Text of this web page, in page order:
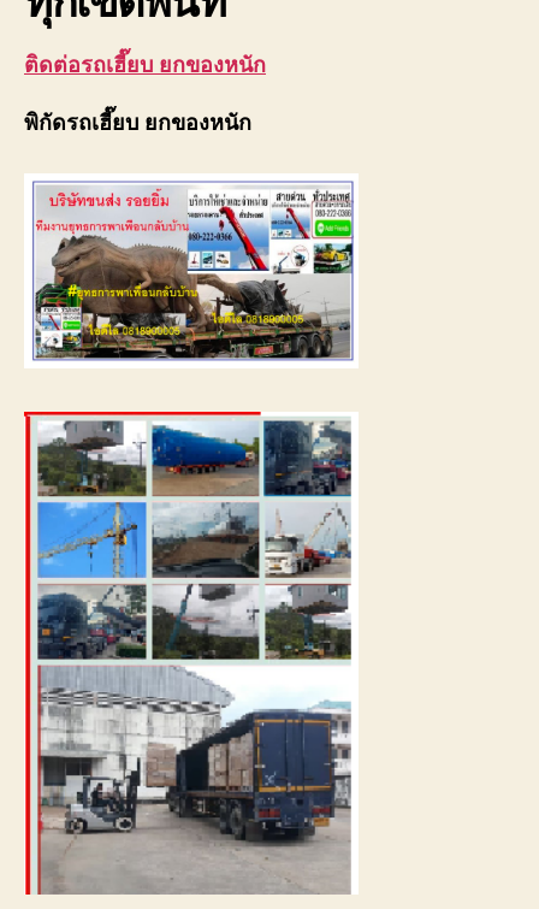
ติดต่อรถเฮี๊ยบ ยกของหนัก
พิกัดรถเฮี๊ยบ ยกของหนัก